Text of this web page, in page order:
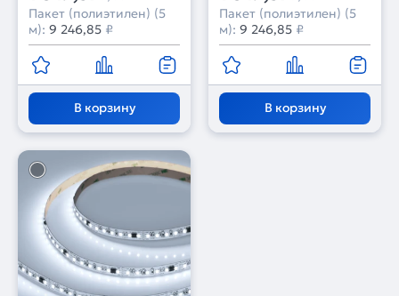
Пакет (полиэтилен) (5
м): 9 246,85 ₽
В корзину
Пакет (полиэтилен) (5
м): 9 246,85 ₽
В корзину